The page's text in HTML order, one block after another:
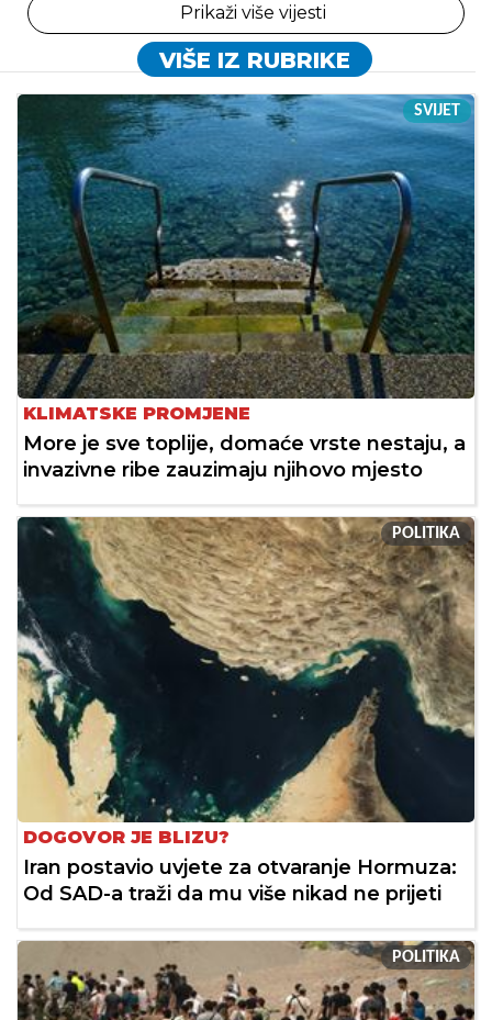
Prikaži više vijesti
VIŠE IZ RUBRIKE
SVIJET
KLIMATSKE PROMJENE
More je sve toplije, domaće vrste nestaju, a
invazivne ribe zauzimaju njihovo mjesto
POLITIKA
DOGOVOR JE BLIZU?
Iran postavio uvjete za otvaranje Hormuza:
Od SAD-a traži da mu više nikad ne prijeti
POLITIKA